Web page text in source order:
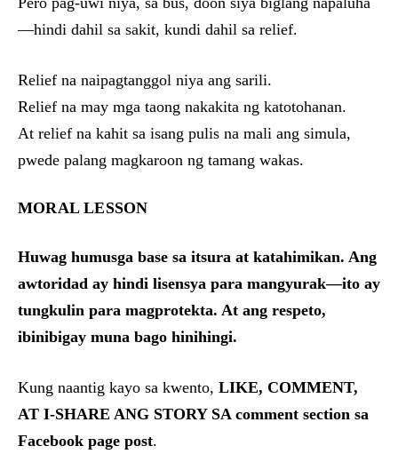
—hindi dahil sa sakit, kundi dahil sa relief.
Relief na naipagtanggol niya ang sarili.
Relief na may mga taong nakakita ng katotohanan.
At relief na kahit sa isang pulis na mali ang simula,
pwede palang magkaroon ng tamang wakas.
MORAL LESSON
Huwag humusga base sa itsura at katahimikan. Ang
awtoridad ay hindi lisensya para mangyurak—ito ay
tungkulin para magprotekta. At ang respeto,
ibinibigay muna bago hinihingi.
Kung naantig kayo sa kwento, LIKE, COMMENT,
AT I-SHARE ANG STORY SA comment section sa
Facebook page post.